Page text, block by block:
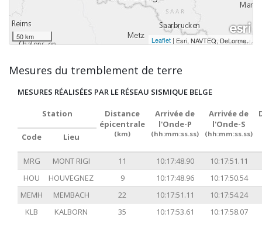
50 km Leaflet | Esri, NAVTEQ, DeLorme,
Mesures du tremblement de terre
MESURES RÉALISÉES PAR LE RÉSEAU SISMIQUE BELGE
Station
Distance
épicentrale
(km)
Arrivée de
l'Onde-P
(hh:mm:ss.ss)
Arrivée de
l'Onde-S
(hh:mm:ss.ss)
Code Lieu
MRG MONT RIGI 11 10:17:48.90
10:17:51.11
HOU
HOUVEGNEZ 9 10:17:48.96
10:17:50.54
MEMH
MEMBACH 22 10:17:51.11
10:17:54.24
KLB
KALBORN 35 10:17:53.61 10:17:58.07